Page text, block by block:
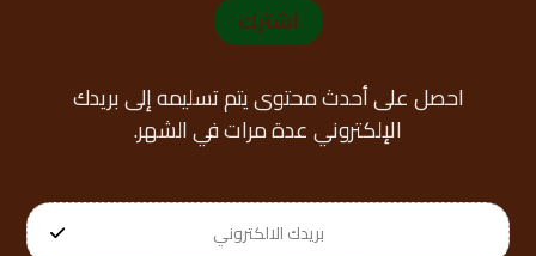
اشترك
احصل على أحدث محتوى يتم تسليمه إلى بريدك
الإلكتروني عدة مرات في الشهر.